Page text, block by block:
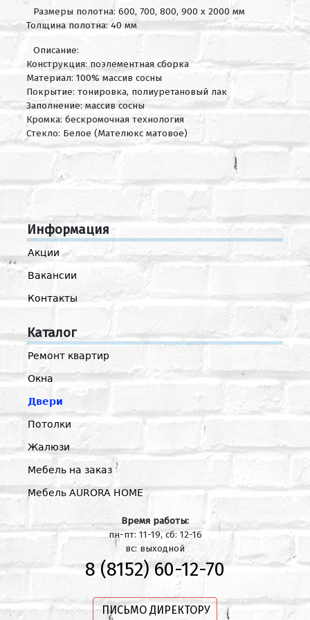
Размеры полотна: 600, 700, 800, 900 х 2000 мм
Толщина полотна: 40 мм
Описание:
Конструкция: поэлементная сборка
Материал: 100% массив сосны
Покрытие: тонировка, полиуретановый лак
Заполнение: массив сосны
Кромка: бескромочная технология
Стекло: Белое (Мателюкс матовое)
Информация
Акции
Вакансии
Контакты
Каталог
Ремонт квартир
Окна
Двери
Потолки
Жалюзи
Мебель на заказ
Мебель AURORA HOME
Время работы:
пн-пт: 11-19, сб: 12-16
вс: выходной
8 (8152) 60-12-70
ПИСЬМО ДИРЕКТОРУ